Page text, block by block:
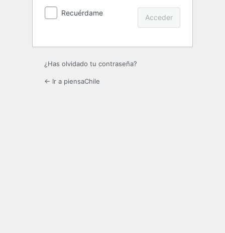
Recuérdame
¿Has olvidado tu contraseña?
← Ir a piensaChile